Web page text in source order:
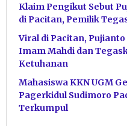
Klaim Pengikut Sebut
di Pacitan, Pemilik
Viral di Pacitan,
Imam Mahdi dan
Ketuhanan
Mahasiswa KKN UGM
Pagerkidul Sudimoro
Terkumpul